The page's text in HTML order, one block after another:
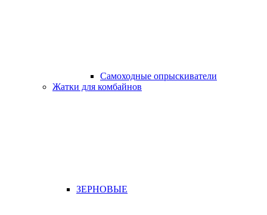
Самоходные опрыскиватели
Жатки для комбайнов
ЗЕРНОВЫЕ